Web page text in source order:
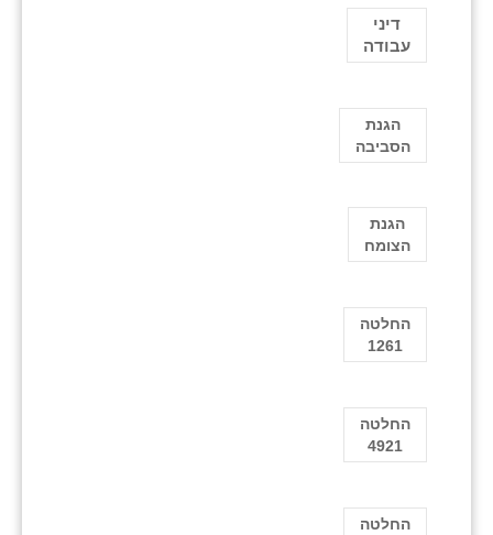
דיני
עבודה
הגנת
הסביבה
הגנת
הצומח
החלטה
1261
החלטה
4921
החלטה